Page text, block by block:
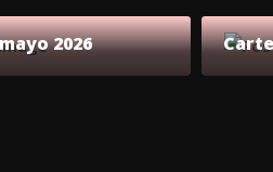
2026